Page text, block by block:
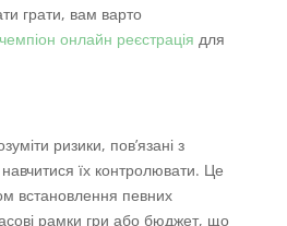
грати, вам варто
онлайн реєстрація для
ризики, пов’язані з
їх контролювати. Це
встановлення певних
рамки гри або бюджет, що